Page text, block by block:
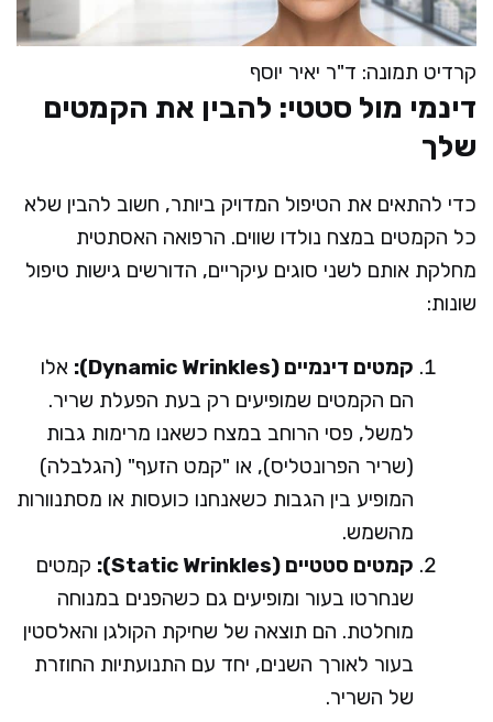
קרדיט תמונה: ד"ר יאיר יוסף
דינמי מול סטטי: להבין את הקמטים
שלך
כדי להתאים את הטיפול המדויק ביותר, חשוב להבין שלא
כל הקמטים במצח נולדו שווים. הרפואה האסתטית
מחלקת אותם לשני סוגים עיקריים, הדורשים גישות טיפול
שונות:
קמטים דינמיים (Dynamic Wrinkles):
אלו
הם הקמטים שמופיעים רק בעת הפעלת שריר.
למשל, פסי הרוחב במצח כשאנו מרימות גבות
(שריר הפרונטליס), או "קמט הזעף" (הגלבלה)
המופיע בין הגבות כשאנחנו כועסות או מסתנוורות
מהשמש.
קמטים סטטיים (Static Wrinkles):
קמטים
שנחרטו בעור ומופיעים גם כשהפנים במנוחה
מוחלטת. הם תוצאה של שחיקת הקולגן והאלסטין
בעור לאורך השנים, יחד עם התנועתיות החוזרת
של השריר.